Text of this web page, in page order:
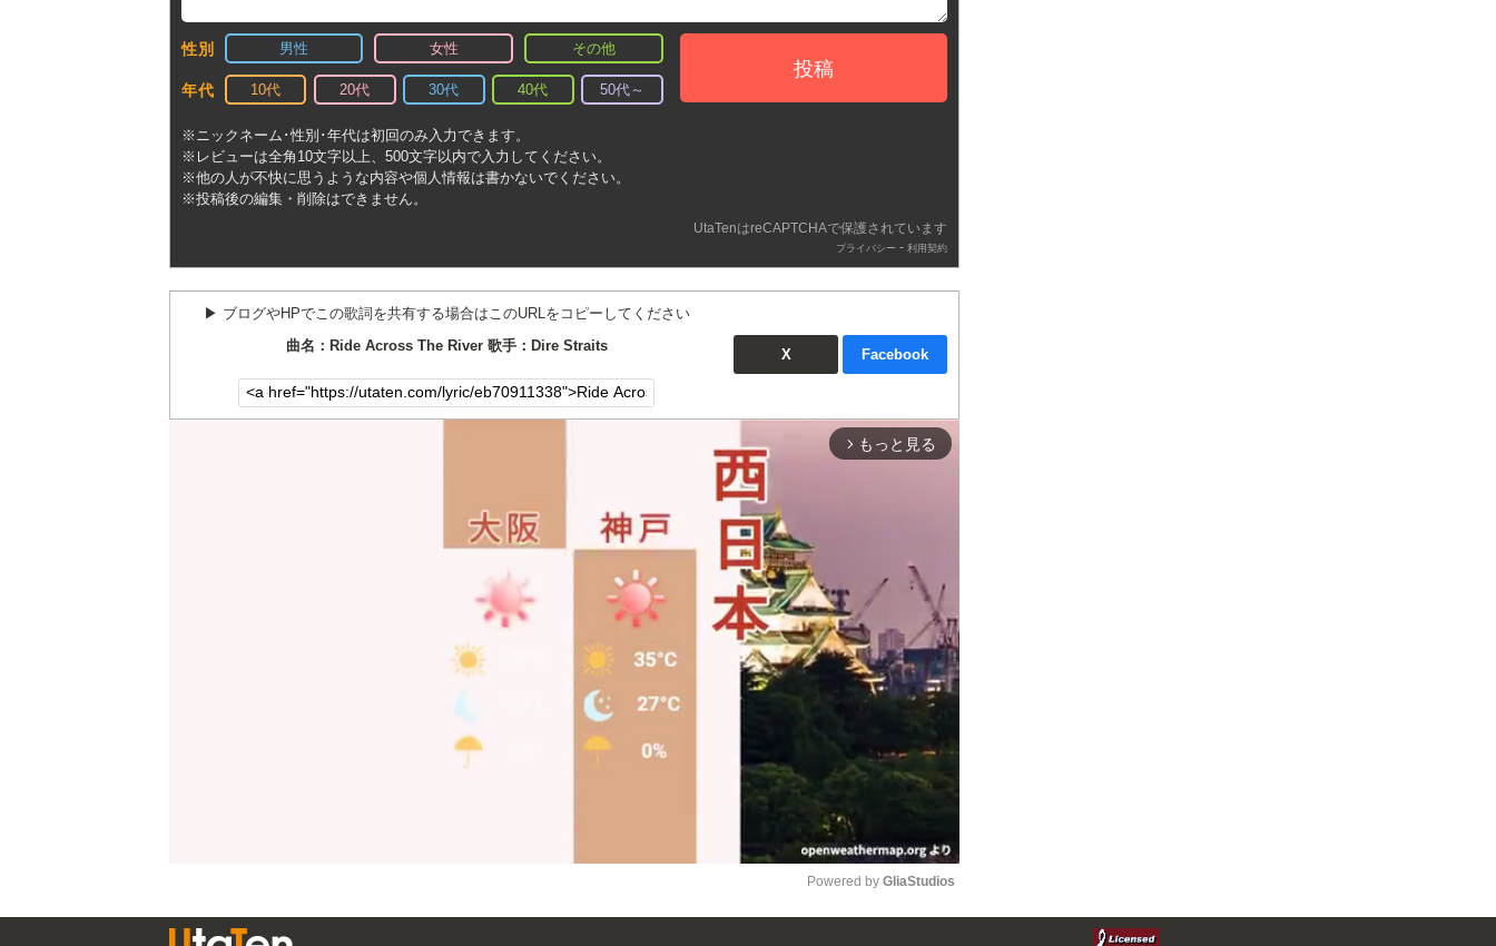
性別 男性 女性 その他
年代 10代 20代 30代 40代 50代～
投稿
※ニックネーム･性別･年代は初回のみ入力できます。
※レビューは全角10文字以上、500文字以内で入力してください。
※他の人が不快に思うような内容や個人情報は書かないでください。
※投稿後の編集・削除はできません。
UtaTenはreCAPTCHAで保護されています
プライバシー - 利用契約
▶︎ ブログやHPでこの歌詞を共有する場合はこのURLをコピーしてください
曲名：Ride Across The River 歌手：Dire Straits
X Facebook
arrow_forward_ios もっと見る
Powered by GliaStudios